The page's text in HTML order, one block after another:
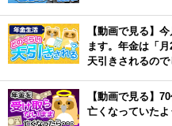
【動画で見る】
ます。年金は「
天引きされるので
【動画で見る】
亡くなっていた